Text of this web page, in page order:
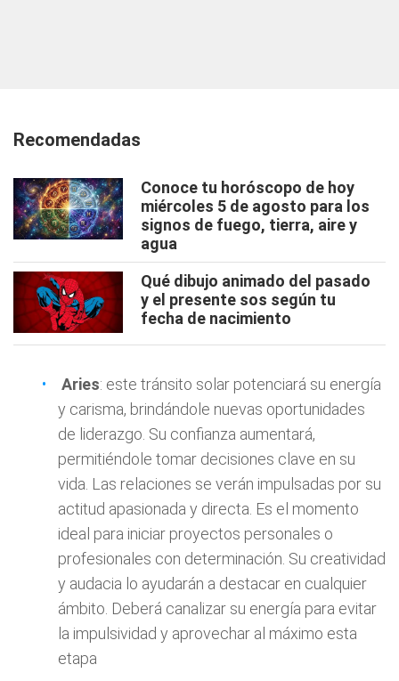
Recomendadas
Conoce tu horóscopo de hoy
miércoles 5 de agosto para los
signos de fuego, tierra, aire y
agua
Qué dibujo animado del pasado
y el presente sos según tu
fecha de nacimiento
Aries: este tránsito solar potenciará su energía
y carisma, brindándole nuevas oportunidades
de liderazgo. Su confianza aumentará,
permitiéndole tomar decisiones clave en su
vida. Las relaciones se verán impulsadas por su
actitud apasionada y directa. Es el momento
ideal para iniciar proyectos personales o
profesionales con determinación. Su creatividad
y audacia lo ayudarán a destacar en cualquier
ámbito. Deberá canalizar su energía para evitar
la impulsividad y aprovechar al máximo esta
etapa